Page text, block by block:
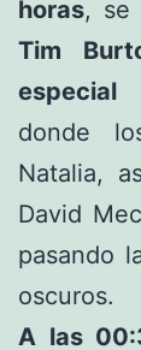
horas, se
Tim
especial
donde
Natalia,
David
pasando
oscuros.
A las